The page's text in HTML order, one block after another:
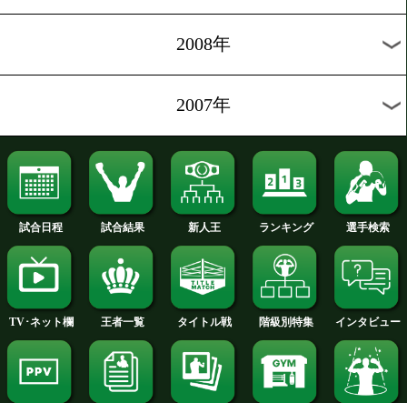
2014年
2013年
2012年
2011年
2010年